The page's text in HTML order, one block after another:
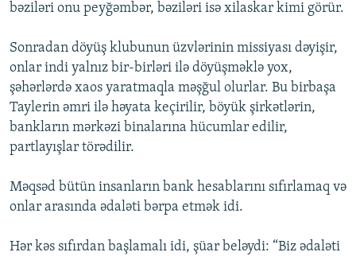
bəziləri onu peyğəmbər, bəziləri isə xilaskar kimi görür.
Sonradan döyüş klubunun üzvlərinin missiyası dəyişir,
onlar indi yalnız bir-birləri ilə döyüşməklə yox,
şəhərlərdə xaos yaratmaqla məşğul olurlar. Bu birbaşa
Taylerin əmri ilə həyata keçirilir, böyük şirkətlərin,
bankların mərkəzi binalarına hücumlar edilir,
partlayışlar törədilir.
Məqsəd bütün insanların bank hesablarını sıfırlamaq və
onlar arasında ədaləti bərpa etmək idi.
Hər kəs sıfırdan başlamalı idi, şüar beləydi: “Biz ədaləti